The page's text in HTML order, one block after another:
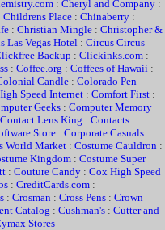
: Cheryl and Company :
Childrens Place : Chinaberry :
: Christian Mingle : Christopher &
Las Vegas Hotel : Circus Circus
Backup : Clickinks.com :
: Coffee.org : Coffees of Hawaii :
Candle : Colorado Pen
Speed Internet : Comfort First :
Geeks : Computer Memory
Contact Lens King : Contacts
Store : Corporate Casuals :
World Market : Costume Cauldron :
Kingdom : Costume Super
: Couture Candy : Cox High Speed
: CreditCards.com :
: Crosman : Cross Pens : Crown
Catalog : Cushman's : Cutter and
Stores